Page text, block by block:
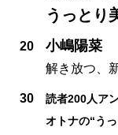
うっとり
20 小嶋陽菜
解き放つ、
30
読者200人ア
オトナの“う